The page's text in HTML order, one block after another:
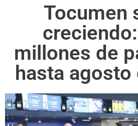
Tocumen
millones de
hasta agosto